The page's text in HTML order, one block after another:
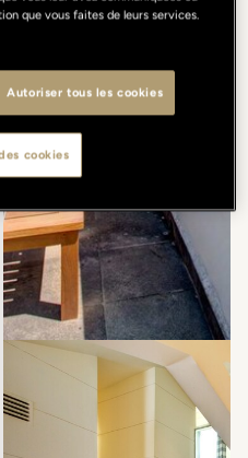
que vous faites de leurs services.
Autoriser tous les cookies
cookies